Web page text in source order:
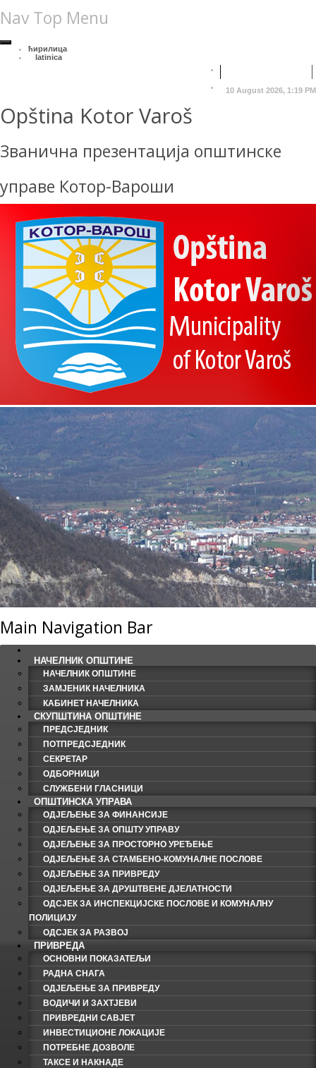
Nav Top Menu
ћирилица
latinica
10 August 2026, 1:19 PM
Opština Kotor Varoš
Званична презентација општинске
управе Котор-Вароши
Main Navigation Bar
НАЧЕЛНИК ОПШТИНЕ
НАЧЕЛНИК ОПШТИНЕ
ЗАМЈЕНИК НАЧЕЛНИКА
КАБИНЕТ НАЧЕЛНИКА
СКУПШТИНА ОПШТИНЕ
ПРЕДСЈЕДНИК
ПОТПРЕДСЈЕДНИК
СЕКРЕТАР
ОДБОРНИЦИ
СЛУЖБЕНИ ГЛАСНИЦИ
ОПШТИНСКА УПРАВА
ОДЈЕЉЕЊЕ ЗА ФИНАНСИЈЕ
ОДЈЕЉЕЊЕ ЗА ОПШТУ УПРАВУ
ОДЈЕЉЕЊЕ ЗА ПРОСТОРНО УРЕЂЕЊЕ
ОДЈЕЉЕЊЕ ЗА СТАМБЕНО-КОМУНАЛНЕ ПОСЛОВЕ
ОДЈЕЉЕЊЕ ЗА ПРИВРЕДУ
ОДЈЕЉЕЊЕ ЗА ДРУШТВЕНЕ ДЈЕЛАТНОСТИ
ОДСЈЕК ЗА ИНСПЕКЦИЈСКЕ ПОСЛОВЕ И КОМУНАЛНУ
ПОЛИЦИЈУ
ОДСЈЕК ЗА РАЗВОЈ
ПРИВРЕДА
ОСНОВНИ ПОКАЗАТЕЉИ
РАДНА СНАГА
ОДЈЕЉЕЊЕ ЗА ПРИВРЕДУ
ВОДИЧИ И ЗАХТЈЕВИ
ПРИВРЕДНИ САВЈЕТ
ИНВЕСТИЦИОНЕ ЛОКАЦИЈЕ
ПОТРЕБНЕ ДОЗВОЛЕ
ТАКСЕ И НАКНАДЕ